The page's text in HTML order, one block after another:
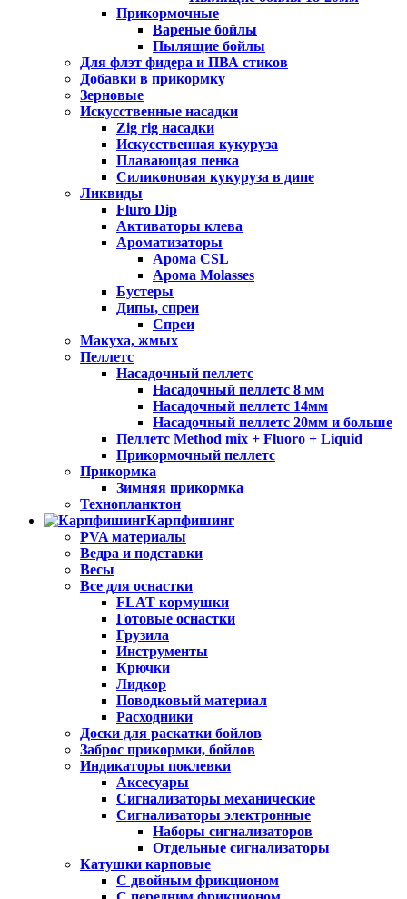
Прикормочные
Вареные бойлы
Пылящие бойлы
Для флэт фидера и ПВА стиков
Добавки в прикормку
Зерновые
Искусственные насадки
Zig rig насадки
Искусственная кукуруза
Плавающая пенка
Силиконовая кукуруза в дипе
Ликвиды
Fluro Dip
Активаторы клева
Ароматизаторы
Арома CSL
Арома Molasses
Бустеры
Дипы, спреи
Спреи
Макуха, жмых
Пеллетс
Насадочный пеллетс
Насадочный пеллетс 8 мм
Насадочный пеллетс 14мм
Насадочный пеллетс 20мм и больше
Пеллетс Method mix + Fluoro + Liquid
Прикормочный пеллетс
Прикормка
Зимняя прикормка
Технопланктон
Карпфишинг
PVA материалы
Ведра и подставки
Весы
Все для оснастки
FLAT кормушки
Готовые оснастки
Грузила
Инструменты
Крючки
Лидкор
Поводковый материал
Расходники
Доски для раскатки бойлов
Заброс прикормки, бойлов
Индикаторы поклевки
Аксесуары
Сигнализаторы механические
Сигнализаторы электронные
Наборы сигнализаторов
Отдельные сигнализаторы
Катушки карповые
С двойным фрикционом